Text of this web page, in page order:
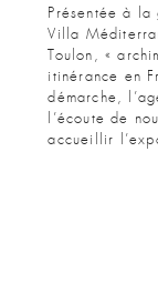
Présentée à
Villa
Toulon, «
itinérance en
démarche,
l’écoute de
accueillir